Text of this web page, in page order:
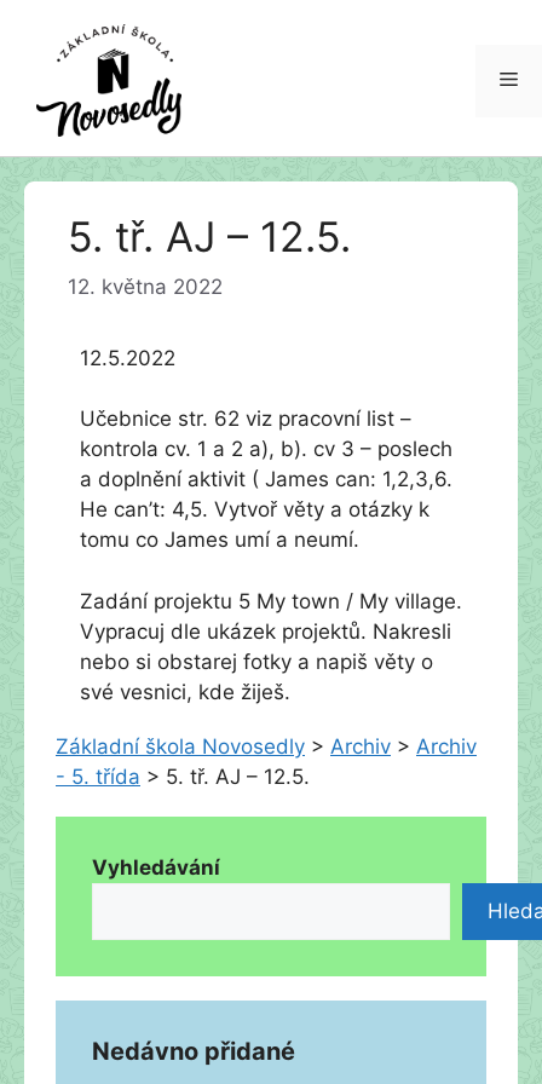
Přeskočit
5. tř. AJ – 12.5.
12. května 2022
12.5.2022
Učebnice str. 62 viz pracovní list –
kontrola cv. 1 a 2 a), b). cv 3 – poslech
a doplnění aktivit ( James can: 1,2,3,6.
He can’t: 4,5. Vytvoř věty a otázky k
tomu co James umí a neumí.
Zadání projektu 5 My town / My village.
Vypracuj dle ukázek projektů. Nakresli
nebo si obstarej fotky a napiš věty o
své vesnici, kde žiješ.
Základní škola Novosedly > Archiv > Archiv
- 5. třída > 5. tř. AJ – 12.5.
Vyhledávání
Nedávno přidané